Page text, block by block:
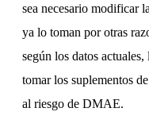
sea necesario modificar
ya lo toman por otras
según los datos
tomar los suplementos
al riesgo de DMAE.